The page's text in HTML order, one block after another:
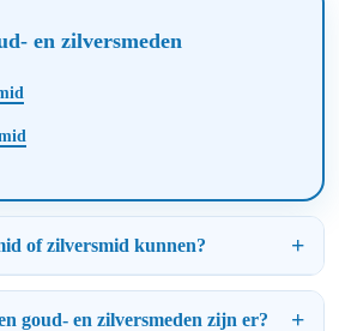
en zilversmeden
of zilversmid kunnen?
goud- en zilversmeden zijn er?